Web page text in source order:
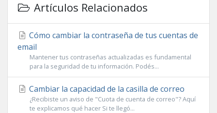
Artículos Relacionados
Cómo cambiar la contraseña de tus cuentas de
email
Mantener tus contraseñas actualizadas es fundamental
para la seguridad de tu información. Podés...
Cambiar la capacidad de la casilla de correo
¿Recibiste un aviso de "Cuota de cuenta de correo"? Aquí
te explicamos qué hacer Si te llegó...